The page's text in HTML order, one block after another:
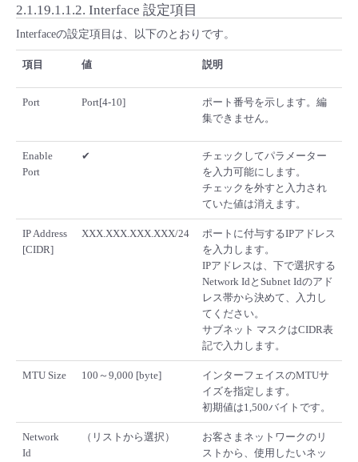
- APIリファレンス
■ 基本構築ガイド
- Flexible InterConnect
- vUTM2
2.1.19.1.1.2. Interface 設定項目
Interfaceの設定項目は、以下のとおりです。
項目 値 説明
Port Port[4-10]
ポート番号を示します。編
集できません。
Enable
Port
✔
チェックしてパラメーター
を入力可能にします。
チェックを外すと入力され
ていた値は消えます。
IP Address
[CIDR]
XXX.XXX.XXX.XXX/24
ポートに付与するIPアドレス
を入力します。
IPアドレスは、下で選択する
Network IdとSubnet Idのアド
レス帯から決めて、入力し
てください。
サブネット マスクはCIDR表
記で入力します。
MTU Size 100～9,000 [byte]
インターフェイスのMTUサ
イズを指定します。
初期値は1,500バイトです。
Network
Id
（リストから選択）
お客さまネットワークのリ
ストから、使用したいネッ